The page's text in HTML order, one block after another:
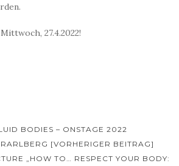
27.4.2022!
BODIES – ONSTAGE 2022
[VORHERIGER BEITRAG]
„HOW TO… RESPECT YOUR BODY: